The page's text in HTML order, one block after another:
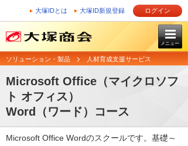
大塚IDとは 大塚ID新規登録 ログイン
メニュー
ソリューション・製品 人材育成支援サービス
Microsoft Office（マイクロソフ
ト オフィス）
Word（ワード）コース
Microsoft Office Wordのスクールです。基礎～